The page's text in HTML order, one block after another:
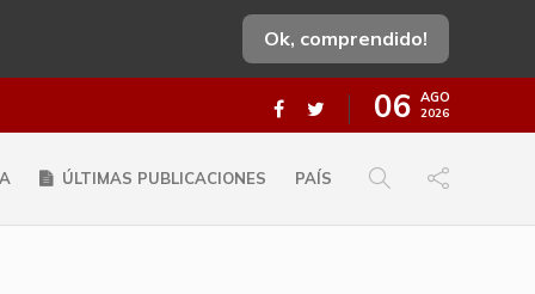
Ok, comprendido!
06 AGO
2026
ÚLTIMAS PUBLICACIONES PAÍS